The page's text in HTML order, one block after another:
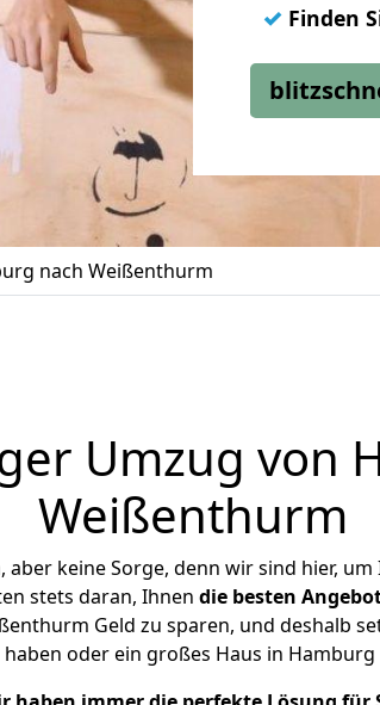
✓ Finden
nach Weißenthurm
Umzug von
Weißenthurm
keine Sorge, denn wir sind hier, um
stets daran, Ihnen die besten
Geld zu sparen, und deshalb
oder ein großes Haus in